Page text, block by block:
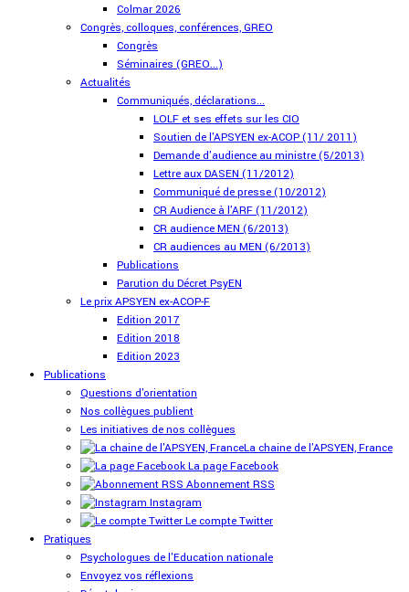
Colmar 2026
Congrès, colloques, conférences, GREO
Congrès
Séminaires (GREO...)
Actualités
Communiqués, déclarations...
LOLF et ses effets sur les CIO
Soutien de l'APSYEN ex-ACOP (11/ 2011)
Demande d'audience au ministre (5/2013)
Lettre aux DASEN (11/2012)
Communiqué de presse (10/2012)
CR Audience à l'ARF (11/2012)
CR audience MEN (6/2013)
CR audiences au MEN (6/2013)
Publications
Parution du Décret PsyEN
Le prix APSYEN ex-ACOP-F
Edition 2017
Edition 2018
Edition 2023
Publications
Questions d'orientation
Nos collègues publient
Les initiatives de nos collègues
La chaine de l'APSYEN, France
La page Facebook
Abonnement RSS
Instagram
Le compte Twitter
Pratiques
Psychologues de l'Education nationale
Envoyez vos réflexions